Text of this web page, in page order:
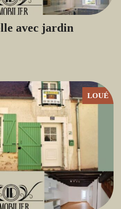
avec jardin
LOUÉ